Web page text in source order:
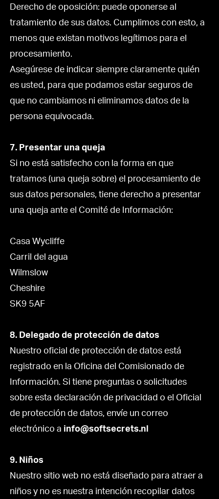
Derecho de oposición: puede oponerse al
tratamiento de sus datos. Cumplimos con esto, a
menos que existan motivos legítimos para el
procesamiento.
Asegúrese de indicar siempre claramente quién
es usted, para que podamos estar seguros de
que no cambiamos ni eliminamos datos de la
persona equivocada.
7. Presentar una queja
Si no está satisfecho con la forma en que
tratamos (una queja sobre) el procesamiento de
sus datos personales, tiene derecho a presentar
una queja ante el Comité de Información:
Casa Wycliffe
Carril del agua
Wilmslow
Cheshire
SK9 5AF
8. Delegado de protección de datos
Nuestro oficial de protección de datos está
registrado en la Oficina del Comisionado de
Información. Si tiene preguntas o solicitudes
sobre esta declaración de privacidad o el Oficial
de protección de datos, envíe un correo
electrónico a info@softsecrets.nl
9. Niños
Nuestro sitio web no está diseñado para atraer a
niños y no es nuestra intención recopilar datos